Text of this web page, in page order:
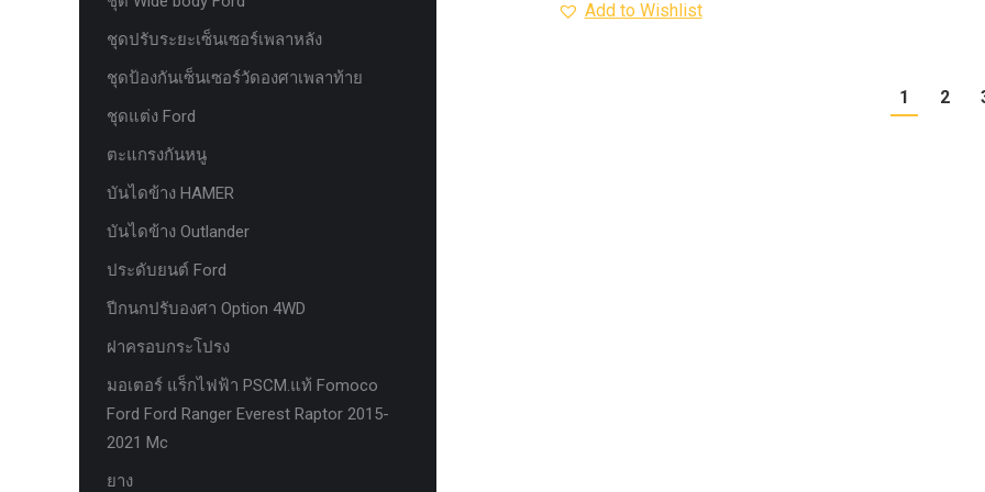
Add to Wishlist
1 2
ชุดปรับระยะเซ็นเซอร์เพลาหลัง
ชุดป้องกันเซ็นเซอร์วัดองศาเพลาท้าย
ชุดแต่ง Ford
ตะแกรงกันหนู
บันไดข้าง HAMER
บันไดข้าง Outlander
ประดับยนต์ Ford
ปีกนกปรับองศา Option 4WD
ฝาครอบกระโปรง
มอเตอร์ แร็กไฟฟ้า PSCM.แท้ Fomoco
Ford Ford Ranger Everest Raptor 2015-
2021 Mc
ยาง
ห่วงแดง HAMER
ห่วงโอเมก้า option
หัวเกียร์
อุปกรณ์ภายในรถยนต์ FORD
เคสกุญแจคาร์บอน for ford next gen
เซ็นเซอร์หน้าพร้อมสายแท้ 4 จุด ตรงรุ่น
Ranger Everest Raptor MC ปี 2015-2021
เซ็นเซอร์หน้าพร้อมสายแท้ 6 จุด ตรงรุ่น
Ranger Everest Raptor MC ปี 2015-2021
แผงครอบแอร์ FCIM ตรงรุ่น Ford XLT.
แผงควบคุมแอร์ FCIM ตรงรุ่น FORD
EVEREST 2.2 3.2 2.0
แหนบแอด option 4wd